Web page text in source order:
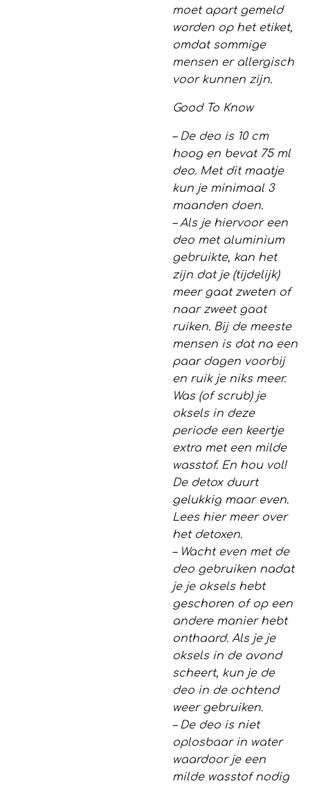
moet apart gemeld
worden op het etiket,
omdat sommige
mensen er allergisch
voor kunnen zijn.
Good To Know
– De deo is 10 cm
hoog en bevat 75 ml
deo. Met dit maatje
kun je minimaal 3
maanden doen.
– Als je hiervoor een
deo met aluminium
gebruikte, kan het
zijn dat je (tijdelijk)
meer gaat zweten of
naar zweet gaat
ruiken. Bij de meeste
mensen is dat na een
paar dagen voorbij
en ruik je niks meer.
Was (of scrub) je
oksels in deze
periode een keertje
extra met een milde
wasstof. En hou vol!
De detox duurt
gelukkig maar even.
Lees hier meer over
het detoxen.
– Wacht even met de
deo gebruiken nadat
je je oksels hebt
geschoren of op een
andere manier hebt
onthaard. Als je je
oksels in de avond
scheert, kun je de
deo in de ochtend
weer gebruiken.
– De deo is niet
oplosbaar in water
waardoor je een
milde wasstof nodig